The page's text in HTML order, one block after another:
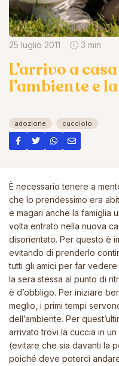
25 luglio 2011 3 min
L’arrivo a
l’ambiente e
adozione cucciolo
È necessario tenere a
che lo prendessimo era
e magari anche la famiglia
volta entrato nella nuova
disorientato. Per questo è
evitando di prenderlo
tutti gli amici per far
la sera stessa al punto di
è d’obbligo. Per iniziare
meglio, i primi tempi
dell’ambiente. Per
arrivato trovi la cuccia in
(evitare che sia davanti la
poiché deve poterci